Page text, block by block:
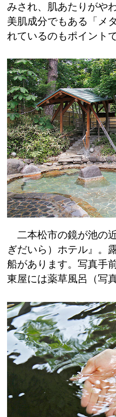
みされ、肌あたりがや
美肌成分でもある「メ
れているのもポイントで
二本松市の鏡が池の
ぎだいら）ホテル』。
船があります。写真手
東屋には薬草風呂（写